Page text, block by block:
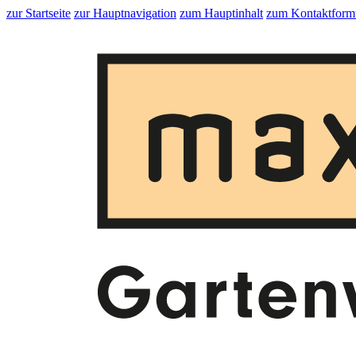
zur Startseite zur Hauptnavigation zum Hauptinhalt zum